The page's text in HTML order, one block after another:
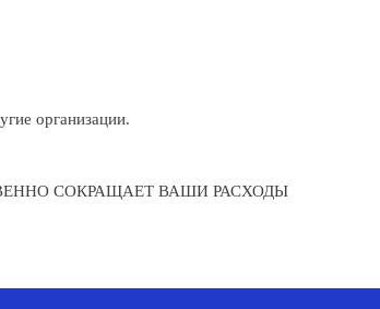
организации.
СОКРАЩАЕТ ВАШИ РАСХОДЫ